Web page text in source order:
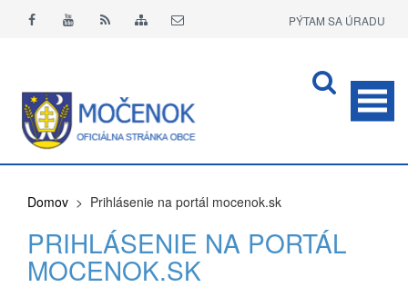
PÝTAM SA ÚRADU
Domov > Prihlásenie na portál mocenok.sk
PRIHLÁSENIE NA PORTÁL
MOCENOK.SK